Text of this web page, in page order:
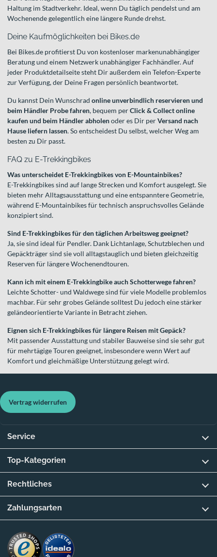
Haltung im Stadtverkehr. Ideal, wenn Du täglich pendelst und am
Wochenende gelegentlich eine längere Runde drehst.
Deine Kaufmöglichkeiten bei Bikes.de
Bei Bikes.de profitierst Du von kostenloser markenunabhängiger
Beratung und einem Netzwerk unabhängiger Fachhändler. Auf
jeder Produktdetailseite steht Dir außerdem ein Telefon-Experte
zur Verfügung, der Deine Fragen persönlich beantwortet.
Du kannst Dein Wunschrad online unverbindlich reservieren und
beim Händler Probe fahren, bequem perClick & Collect online
kaufen und beim Händler abholenoder es Dir perVersand nach
Hause liefern lassen. So entscheidest Du selbst, welcher Weg am
besten zu Dir passt.
FAQ zu E-Trekkingbikes
Was unterscheidet E-Trekkingbikes von E-Mountainbikes?
E-Trekkingbikes sind auf lange Strecken und Komfort ausgelegt. Sie
bieten mehr Alltagsausstattung und eine entspanntere Geometrie,
während E-Mountainbikes für technisch anspruchsvolles Gelände
konzipiert sind.
Sind E-Trekkingbikes für den täglichen Arbeitsweg geeignet?
Ja, sie sind ideal für Pendler. Dank Lichtanlage, Schutzblechen und
Gepäckträger sind sie voll alltagstauglich und bieten gleichzeitig
Reserven für längere Wochenendtouren.
Kann ich mit einem E-Trekkingbike auch Schotterwege fahren?
Leichte Schotter- und Waldwege sind für viele Modelle problemlos
machbar. Für sehr grobes Gelände solltest Du jedoch eine stärker
geländeorientierte Variante in Betracht ziehen.
Eignen sich E-Trekkingbikes für längere Reisen mit Gepäck?
Mit passender Ausstattung und stabiler Bauweise sind sie sehr gut
für mehrtägige Touren geeignet, insbesondere wenn Wert auf
Komfort und gleichmäßige Unterstützung gelegt wird.
Vertrag widerrufen
Service
Top-Kategorien
Rechtliches
Zahlungsarten